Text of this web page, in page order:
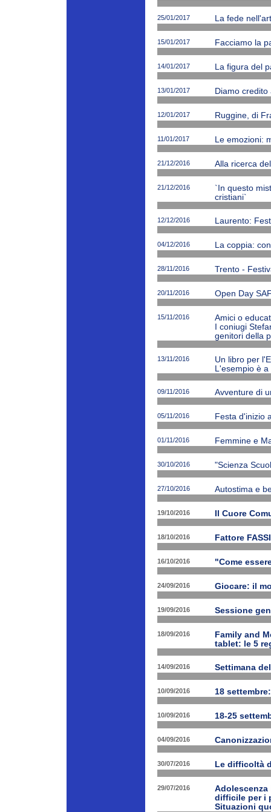
25/01/2017 La fede
15/01/2017 Facciamo la
14/01/2017 La figura del
13/01/2017 Diamo
12/01/2017 Ruggine, di
11/01/2017 Le emozioni:
21/12/2016 Alla ricerca
21/12/2016
`In questo
cristiani`
12/12/2016 Laurento:
04/12/2016 La coppia:
28/11/2016 Trento -
20/11/2016 Open Day
15/11/2016
Amici o
I coniugi
genitori della
13/11/2016
Un libro per
L'esempio è a
09/11/2016 Avventure di
05/11/2016 Festa d'inizio
01/11/2016 Femmine e
30/10/2016 "Scienza
27/10/2016 Autostima e
19/10/2016 Il Cuore
18/10/2016 Fattore FASSI
16/10/2016 "Come
24/09/2016 Giocare: il
19/09/2016 Sessione
18/09/2016
Family and
tablet: le 5
14/09/2016 Settimana
10/09/2016 18
10/09/2016 18-25
04/09/2016
30/07/2016 Le difficoltà
29/07/2016
difficile per i
Situazioni